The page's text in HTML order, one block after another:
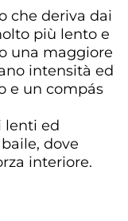
che deriva dai
più lento e
una maggiore
intensità ed
e un compás
lenti ed
dove
interiore.